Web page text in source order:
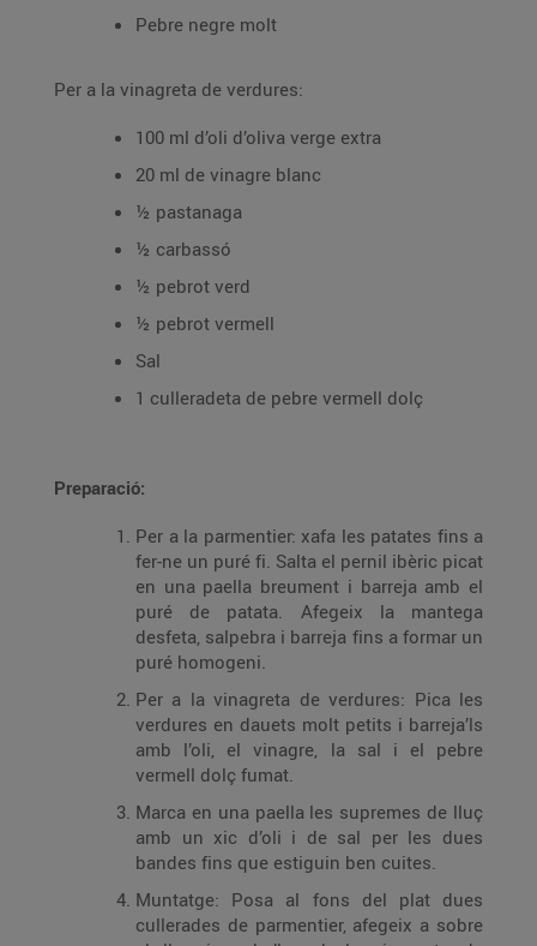
Pebre negre molt
Per a la vinagreta de verdures:
100 ml d’oli d’oliva verge extra
20 ml de vinagre blanc
½ pastanaga
½ carbassó
½ pebrot verd
½ pebrot vermell
Sal
1 culleradeta de pebre vermell dolç
Preparació:
Per a la parmentier: xafa les patates fins a
fer-ne un puré fi. Salta el pernil ibèric picat
en una paella breument i barreja amb el
puré de patata. Afegeix la mantega
desfeta, salpebra i barreja fins a formar un
puré homogeni.
Per a la vinagreta de verdures: Pica les
verdures en dauets molt petits i barreja’ls
amb l’oli, el vinagre, la sal i el pebre
vermell dolç fumat.
Marca en una paella les supremes de lluç
amb un xic d’oli i de sal per les dues
bandes fins que estiguin ben cuites.
Muntatge: Posa al fons del plat dues
cullerades de parmentier, afegeix a sobre